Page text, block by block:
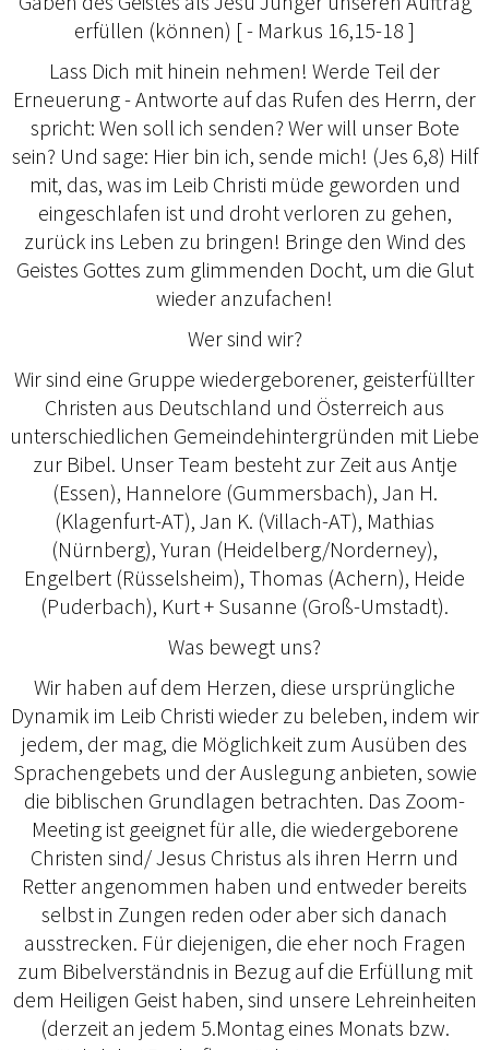
erfüllen (können) [ - Markus 16,15-18 ]
Lass Dich mit hinein nehmen! Werde Teil der
Erneuerung - Antworte auf das Rufen des Herrn, der
spricht: Wen soll ich senden? Wer will unser Bote
sein? Und sage: Hier bin ich, sende mich! (Jes 6,8) Hilf
mit, das, was im Leib Christi müde geworden und
eingeschlafen ist und droht verloren zu gehen,
zurück ins Leben zu bringen! Bringe den Wind des
Geistes Gottes zum glimmenden Docht, um die Glut
wieder anzufachen!
Wer sind wir?
Wir sind eine Gruppe wiedergeborener, geisterfüllter
Christen aus Deutschland und Österreich aus
unterschiedlichen Gemeindehintergründen mit Liebe
zur Bibel. Unser Team besteht zur Zeit aus Antje
(Essen), Hannelore (Gummersbach), Jan H.
(Klagenfurt-AT), Jan K. (Villach-AT), Mathias
(Nürnberg), Yuran (Heidelberg/Norderney),
Engelbert (Rüsselsheim), Thomas (Achern), Heide
(Puderbach), Kurt + Susanne (Groß-Umstadt).
Was bewegt uns?
Wir haben auf dem Herzen, diese ursprüngliche
Dynamik im Leib Christi wieder zu beleben, indem wir
jedem, der mag, die Möglichkeit zum Ausüben des
Sprachengebets und der Auslegung anbieten, sowie
die biblischen Grundlagen betrachten. Das Zoom-
Meeting ist geeignet für alle, die wiedergeborene
Christen sind/ Jesus Christus als ihren Herrn und
Retter angenommen haben und entweder bereits
selbst in Zungen reden oder aber sich danach
ausstrecken. Für diejenigen, die eher noch Fragen
zum Bibelverständnis in Bezug auf die Erfüllung mit
dem Heiligen Geist haben, sind unsere Lehreinheiten
(derzeit an jedem 5.Montag eines Monats bzw.